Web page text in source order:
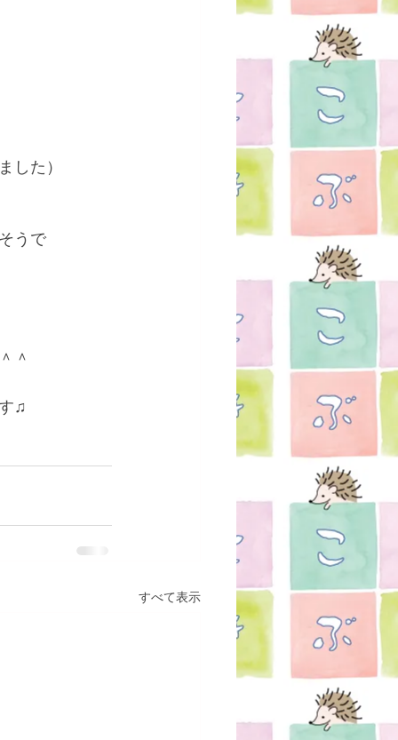
した）
うで
＾
♫
すべて表示